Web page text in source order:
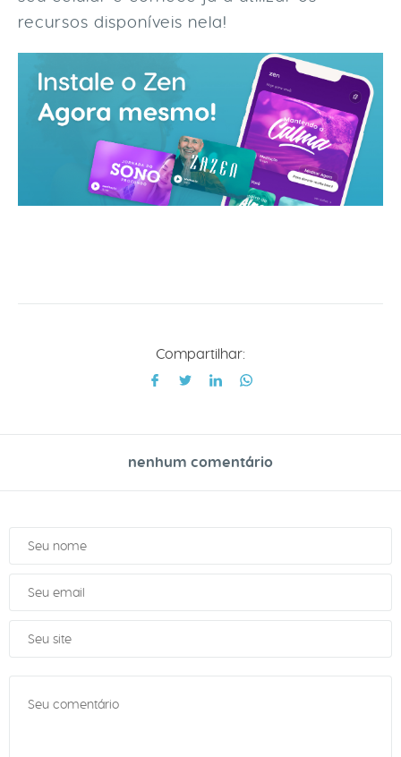
recursos disponíveis nela!
Compartilhar:
nenhum comentário